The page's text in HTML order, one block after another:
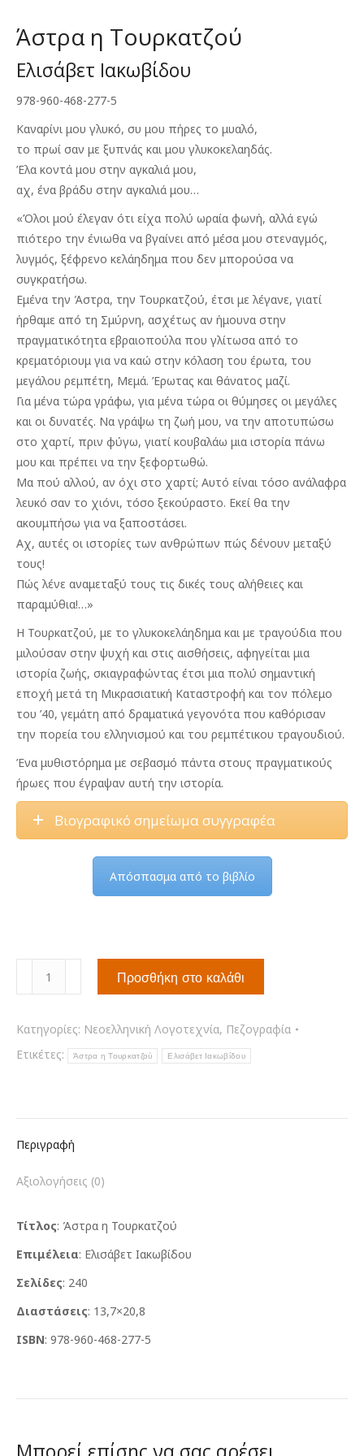
είναι:
€10.00.
Άστρα η Τουρκατζού
Ελισάβετ Ιακωβίδου
978-960-468-277-5
Καναρίνι μου γλυκό, συ μου πήρες το μυαλό,
το πρωί σαν με ξυπνάς και μου γλυκοκελαηδάς.
Έλα κοντά μου στην αγκαλιά μου,
αχ, ένα βράδυ στην αγκαλιά μου…
«Όλοι μού έλεγαν ότι είχα πολύ ωραία φωνή, αλλά εγώ
πιότερο την ένιωθα να βγαίνει από μέσα μου στεναγμός,
λυγμός, ξέφρενο κελάηδημα που δεν μπορούσα να
συγκρατήσω.
Εμένα την Άστρα, την Τουρκατζού, έτσι με λέγανε, γιατί
ήρθαμε από τη Σμύρνη, ασχέτως αν ήμουνα στην
πραγματικότητα εβραιοπούλα που γλίτωσα από το
κρεματόριουμ για να καώ στην κόλαση του έρωτα, του
μεγάλου ρεμπέτη, Μεμά. Έρωτας και θάνατος μαζί.
Για μένα τώρα γράφω, για μένα τώρα οι θύμησες οι μεγάλες
και οι δυνατές. Να γράψω τη ζωή μου, να την αποτυπώσω
στο χαρτί, πριν φύγω, γιατί κουβαλάω μια ιστορία πάνω
μου και πρέπει να την ξεφορτωθώ.
Μα πού αλλού, αν όχι στο χαρτί; Αυτό είναι τόσο ανάλαφρα
λευκό σαν το χιόνι, τόσο ξεκούραστο. Εκεί θα την
ακουμπήσω για να ξαποστάσει.
Αχ, αυτές οι ιστορίες των ανθρώπων πώς δένουν μεταξύ
τους!
Πώς λένε αναμεταξύ τους τις δικές τους αλήθειες και
παραμύθια!…»
Η Τουρκατζού, με το γλυκοκελάηδημα και με τραγούδια που
μιλούσαν στην ψυχή και στις αισθήσεις, αφηγείται μια
ιστορία ζωής, σκιαγραφώντας έτσι μια πολύ σημαντική
εποχή μετά τη Μικρασιατική Καταστροφή και τον πόλεμο
του ’40, γεμάτη από δραματικά γεγονότα που καθόρισαν
την πορεία του ελληνισμού και του ρεμπέτικου τραγουδιού.
Ένα μυθιστόρημα με σεβασμό πάντα στους πραγματικούς
ήρωες που έγραψαν αυτή την ιστορία.
Βιογραφικό σημείωμα συγγραφέα
Απόσπασμα από το βιβλίο
ποσότητα
Προσθήκη στο καλάθι
Κατηγορίες: Νεοελληνική Λογοτεχνία, Πεζογραφία
Ετικέτες:
Άστρα η Τουρκατζού Ελισάβετ Ιακωβίδου
Περιγραφή
Αξιολογήσεις (0)
Τίτλος: Άστρα η Τουρκατζού
Επιμέλεια: Ελισάβετ Ιακωβίδου
Σελίδες: 240
Διαστάσεις: 13,7×20,8
ISBN: 978-960-468-277-5